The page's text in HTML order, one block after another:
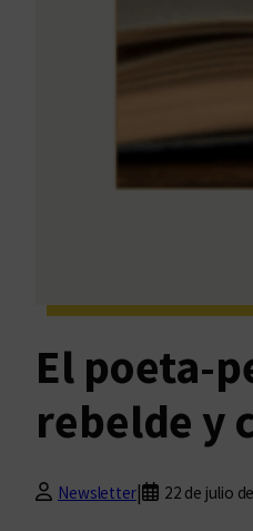
El poeta-
rebelde y
Newsletter| 22 de julio